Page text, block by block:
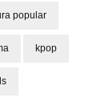
popular
kpop